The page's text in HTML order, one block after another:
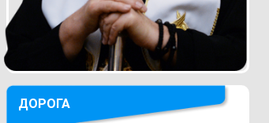
ДОРОГА